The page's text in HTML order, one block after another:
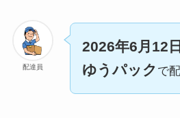
配達員
2026年6月12日
ゆうパック で